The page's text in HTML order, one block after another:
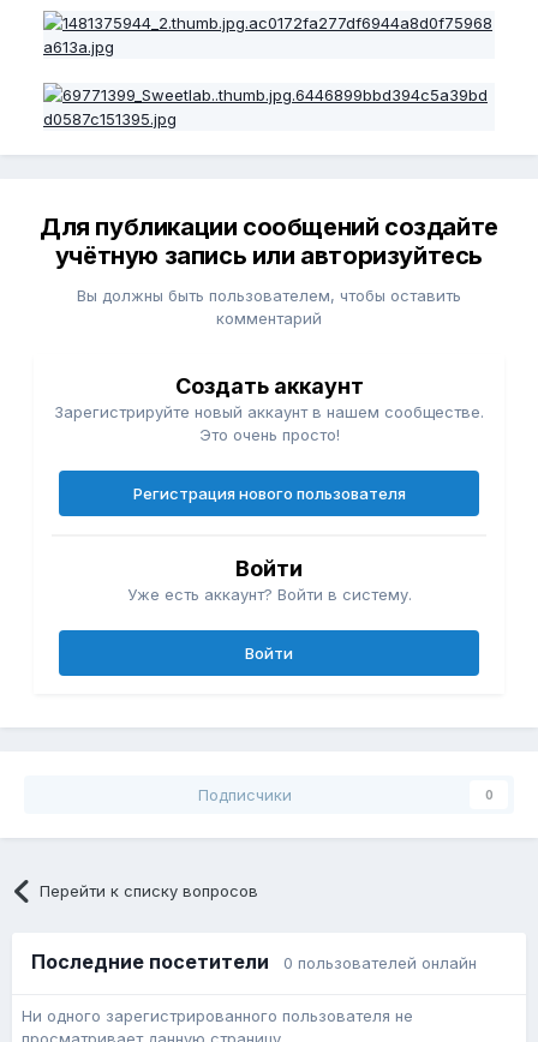
Для публикации сообщений создайте
учётную запись или авторизуйтесь
Вы должны быть пользователем, чтобы оставить
комментарий
Создать аккаунт
Зарегистрируйте новый аккаунт в нашем сообществе.
Это очень просто!
Регистрация нового пользователя
Войти
Уже есть аккаунт? Войти в систему.
Войти
Подписчики 0
Перейти к списку вопросов
Последние посетители 0 пользователей онлайн
Ни одного зарегистрированного пользователя не
просматривает данную страницу